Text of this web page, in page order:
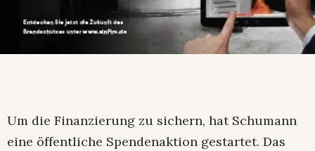
Um die Finanzierung zu sichern, hat Schumann
eine öffentliche Spendenaktion gestartet. Das